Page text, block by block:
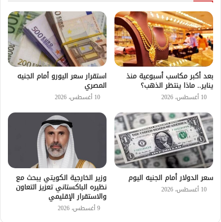
بعد أكبر مكاسب أسبوعية منذ
يناير.. ماذا ينتظر الذهب؟
10 أغسطس، 2026
استقرار سعر اليورو أمام الجنيه
المصري
10 أغسطس، 2026
سعر الدولار أمام الجنيه اليوم
10 أغسطس، 2026
وزير الخارجية الكويتي يبحث مع
نظيره الباكستاني تعزيز التعاون
والاستقرار الإقليمي
9 أغسطس، 2026